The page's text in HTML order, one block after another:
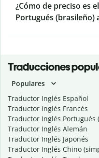
¿Cómo de preciso es
Portugués (brasileño)
Traducciones
Populares
Traductor Inglés Español
Traductor Inglés Francés
Traductor Inglés Portugués
Traductor Inglés Alemán
Traductor Inglés Japonés
Traductor Inglés Chino